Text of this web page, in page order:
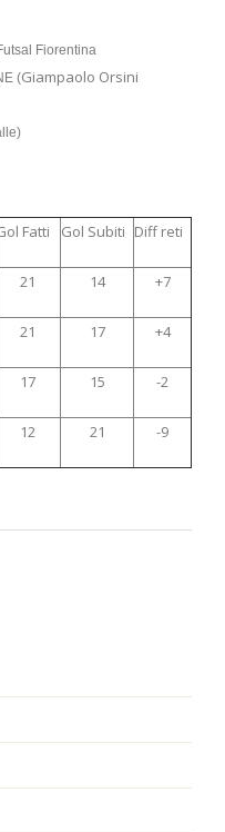
Fiorentina
(Giampaolo Orsini
Fatti Gol Subiti Diff reti
21 14 +7
21 17 +4
17 15 -2
12 21 -9